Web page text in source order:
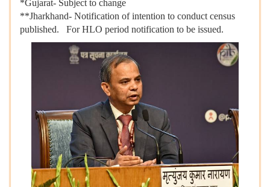
*Gujarat- Subject to change
**Jharkhand- Notification of intention to conduct census
published. For HLO period notification to be issued.